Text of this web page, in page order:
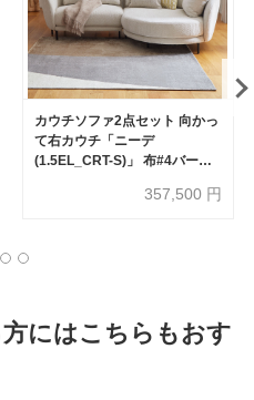
カウチソファ2点セット 向かっ
て右カウチ「ニーデ
(1.5EL_CRT-S)」 布#4バーセ
357,500 円
にはこちらもおす